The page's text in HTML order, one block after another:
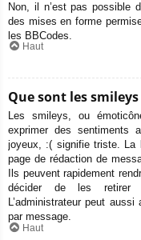
Non, il n’est pas possible
des mises en forme
les BBCodes.
Haut
Que sont les smileys
Les smileys, ou
exprimer des sentiments
joyeux, :( signifie triste.
page de rédaction de
Ils peuvent rapidement
décider de les retirer
L’administrateur peut
par message.
Haut